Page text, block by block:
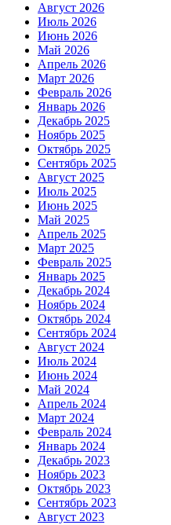
Август 2026
Июль 2026
Июнь 2026
Май 2026
Апрель 2026
Март 2026
Февраль 2026
Январь 2026
Декабрь 2025
Ноябрь 2025
Октябрь 2025
Сентябрь 2025
Август 2025
Июль 2025
Июнь 2025
Май 2025
Апрель 2025
Март 2025
Февраль 2025
Январь 2025
Декабрь 2024
Ноябрь 2024
Октябрь 2024
Сентябрь 2024
Август 2024
Июль 2024
Июнь 2024
Май 2024
Апрель 2024
Март 2024
Февраль 2024
Январь 2024
Декабрь 2023
Ноябрь 2023
Октябрь 2023
Сентябрь 2023
Август 2023